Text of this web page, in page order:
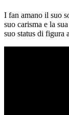
I fan amano il suo
suo carisma e la
suo status di figura